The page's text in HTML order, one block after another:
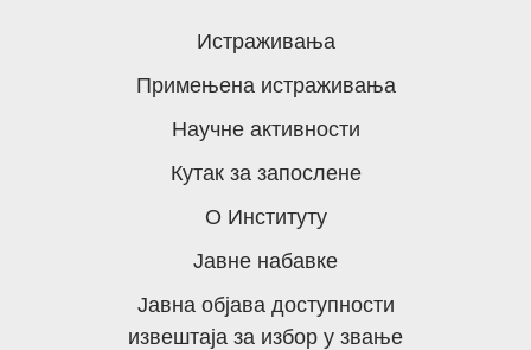
Истраживања
Примењена истраживања
Научне активности
Кутак за запослене
О Институту
Јавне набавке
Јавна објава доступности
извештаја за избор у звање